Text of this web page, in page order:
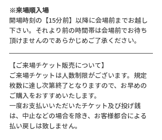
※来場順入場
開場時刻の【15分前】以降に会場前までお越し
下さい。それより前の時間帯は会場前でお待ち
頂けませんのであらかじめご了承ください。
【ご来場チケット販売について】
ご来場チケットは人数制限がございます。規定
枚数に達し次第終了となりますので、お早めの
ご購入をおすすめいたします。
一度お支払いいただいたチケット及び投げ銭
は、中止などの場合を除き、お客様都合による
払い戻しは致しません。